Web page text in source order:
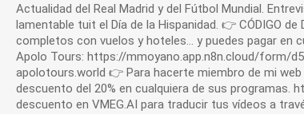
Actualidad del Real Madrid y del Fútbol Mundial.
lamentable tuit el Día de la Hispanidad. 👉 CÓDIGO de
completos con vuelos y hoteles… y puedes pagar en
Apolo Tours: https://mmoyano.app.n8n.cloud/form/
apolotours.world 👉 Para hacerte miembro de mi
descuento del 20% en cualquiera de sus programas.
descuento en VMEG.AI para traducir tus vídeos a